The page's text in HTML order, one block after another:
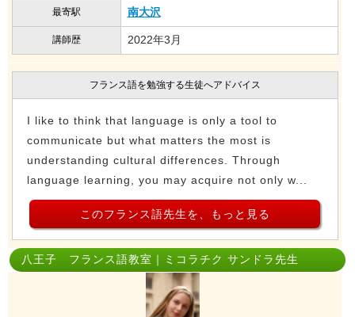
最寄駅 南大沢
講師歴 2022年3月
フランス語を勉強する生徒へアドバイス
I like to think that language is only a tool to
communicate but what matters the most is
understanding cultural differences. Through
language learning, you may acquire not only w...
このフランス語先生を、もっと見る
八王子 フランス語教室｜ミコラチク サンドラ先生